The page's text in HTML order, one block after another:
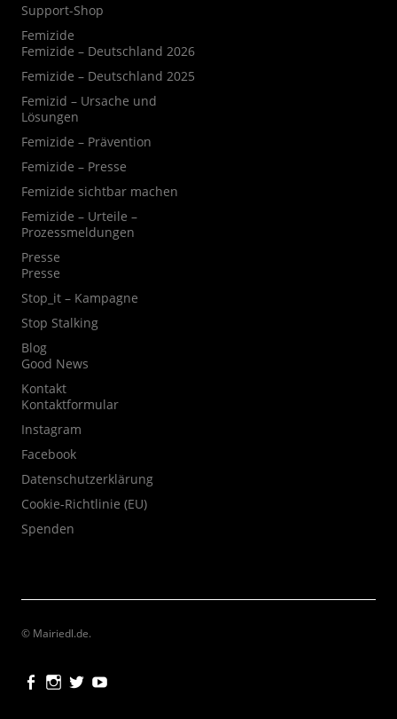
Support-Shop
Femizide
Femizide – Deutschland 2026
Femizide – Deutschland 2025
Femizid – Ursache und
Lösungen
Femizide – Prävention
Femizide – Presse
Femizide sichtbar machen
Femizide – Urteile –
Prozessmeldungen
Presse
Presse
Stop_it – Kampagne
Stop Stalking
Blog
Good News
Kontakt
Kontaktformular
Instagram
Facebook
Datenschutzerklärung
Cookie-Richtlinie (EU)
Spenden
© Mairiedl.de